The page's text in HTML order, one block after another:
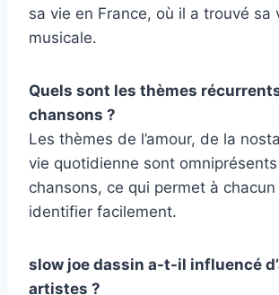
sa vie en France, où il a trouvé sa
musicale.
Quels sont les thèmes
chansons ?
Les thèmes de l’amour, de la
vie quotidienne sont
chansons, ce qui permet à chacun
identifier facilement.
slow joe dassin a-t-il influencé
artistes ?